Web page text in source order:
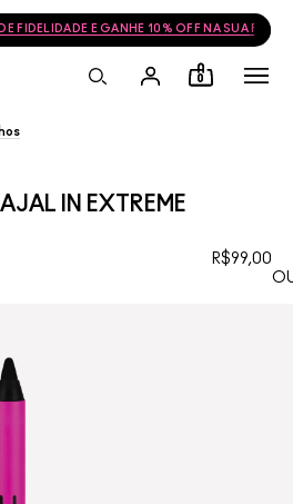
FIDELIDADE E GANHE 10% OFF NA SUA
0
IN EXTREME
R$99,00